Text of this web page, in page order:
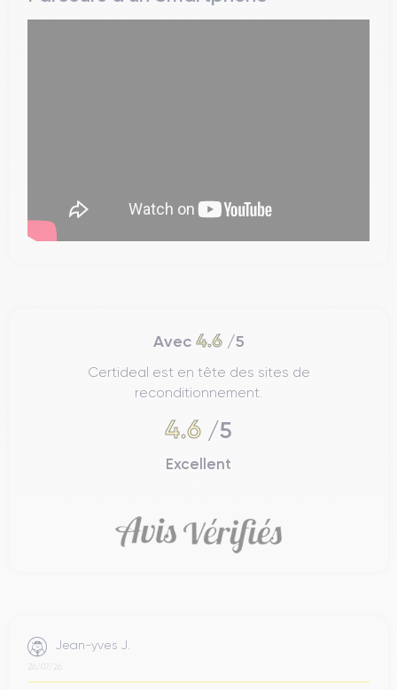
Avec 4.6/5
Certideal est en tête des sites de
reconditionnement.
4.6 /5
Excellent
Jean-yves J.
26/07/26